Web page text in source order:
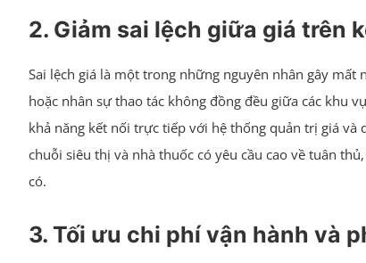
2. Giảm sai lệch giữa giá trên
Sai lệch giá là một trong những nguyên nhân gây
hoặc nhân sự thao tác không đồng đều giữa các khu
khả năng kết nối trực tiếp với hệ thống quản trị giá
chuỗi siêu thị và nhà thuốc có yêu cầu cao về tuân
có.
3. Tối ưu chi phí vận hành và